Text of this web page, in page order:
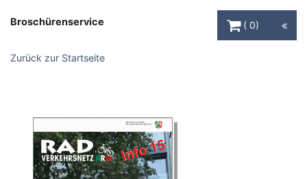
Broschürenservice
0
Zurück zur Startseite